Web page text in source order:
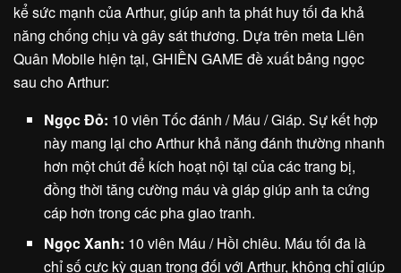
kể sức mạnh của Arthur, giúp anh ta phát huy tối đa khả
năng chống chịu và gây sát thương. Dựa trên meta Liên
Quân Mobile hiện tại, GHIỀN GAME đề xuất bảng ngọc
sau cho Arthur:
Ngọc Đỏ: 10 viên Tốc đánh / Máu / Giáp. Sự kết hợp
này mang lại cho Arthur khả năng đánh thường nhanh
hơn một chút để kích hoạt nội tại của các trang bị,
đồng thời tăng cường máu và giáp giúp anh ta cứng
cáp hơn trong các pha giao tranh.
Ngọc Xanh: 10 viên Máu / Hồi chiêu. Máu tối đa là
chỉ số cực kỳ quan trọng đối với Arthur, không chỉ giúp